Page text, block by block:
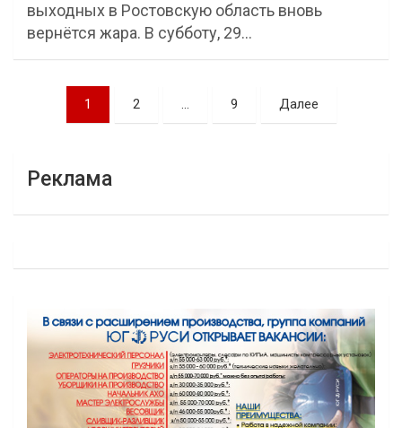
выходных в Ростовскую область вновь
вернётся жара. В субботу, 29…
Навигация
1 2 … 9 Далее
Реклама